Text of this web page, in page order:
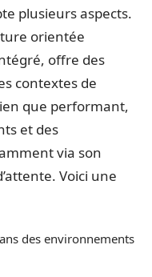
plusieurs aspects.
orientée
offre des
contextes de
que performant,
et des
via son
Voici une
des environnements